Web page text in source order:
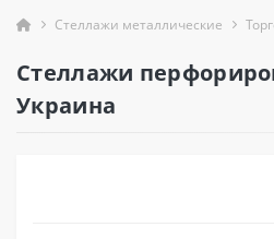
Cтеллажи металлические
Стеллажи
Украина